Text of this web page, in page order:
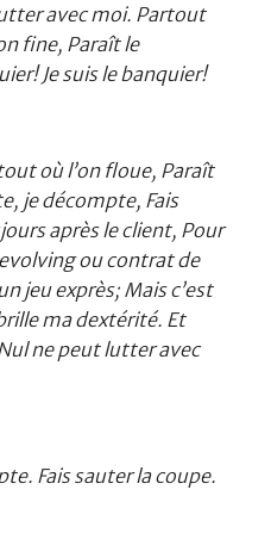
avec moi. Partout
fine, Paraît le
Je suis le banquier!
où l’on floue, Paraît
je décompte, Fais
après le client, Pour
ou contrat de
jeu exprès; Mais c’est
ma dextérité. Et
ne peut lutter avec
Fais sauter la coupe.